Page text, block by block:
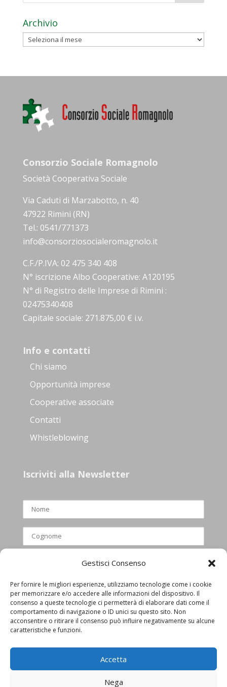
Gestisci Consenso
Per fornire le migliori esperienze, utilizziamo tecnologie come i cookie
per memorizzare e/o accedere alle informazioni del dispositivo. Il
consenso a queste tecnologie ci permetterà di elaborare dati come il
comportamento di navigazione o ID unici su questo sito. Non
acconsentire o ritirare il consenso può influire negativamente su alcune
caratteristiche e funzioni.
Accetta
Nega
Archivio
Archivio
Consorzio Sociale Romagnolo
Società Cooperativa Sociale
Via Caduti di Marzabotto, n. 40
47922 Rimini (RN)
Tel.: 0541/771373
info@consorziosocialeromagnolo.it
C.F./P.IVA: 02 475 340 408
N° iscrizione Albo Cooperative: A120195
N° di Registro delle Imprese di Rimini :
02475340408
Capitale sociale: 271.875,00 € i.v.
Info e contatti
Chi siamo
Opportunità imprese
Cooperative associate
Contatti
Whistleblowing
Iscriviti alla Newsletter
Ho letto e accettato l’informativa
privacy